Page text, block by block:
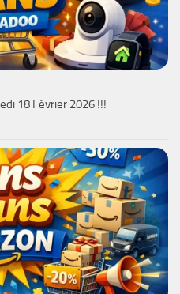
18 Février 2026 !!!